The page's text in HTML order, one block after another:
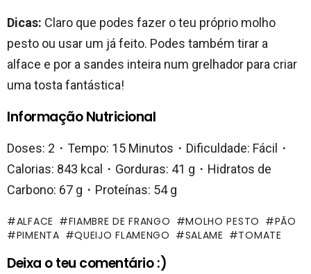
Dicas: Claro que podes fazer o teu próprio molho
pesto ou usar um já feito. Podes também tirar a
alface e por a sandes inteira num grelhador para criar
uma tosta fantástica!
Informação Nutricional
Doses: 2・Tempo: 15 Minutos・Dificuldade: Fácil・
Calorias: 843 kcal・Gorduras: 41 g・Hidratos de
Carbono: 67 g・Proteínas: 54 g
ALFACE FIAMBRE DE FRANGO MOLHO PESTO
PÃO
PIMENTA
QUEIJO FLAMENGO SALAME TOMATE
Deixa o teu comentário :)